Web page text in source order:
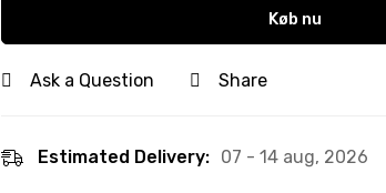
Køb nu
Ask a Question Share
Estimated Delivery: 07 - 14 aug, 2026